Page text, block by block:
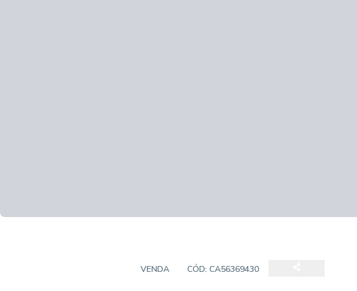
VENDA CÓD: CA56369430